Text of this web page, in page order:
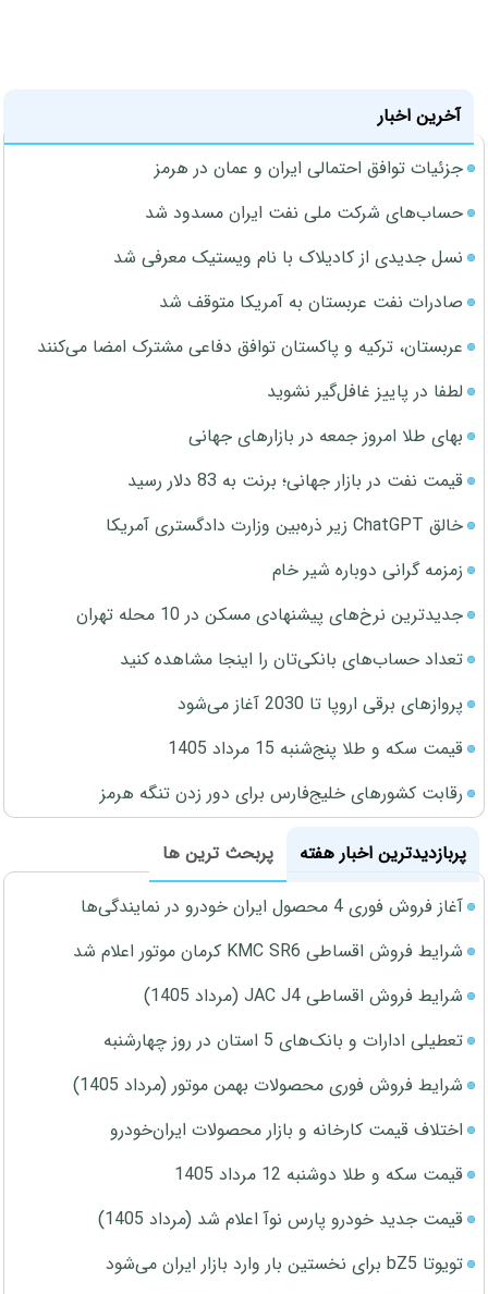
آخرین اخبار
جزئیات توافق احتمالی ایران و عمان در هرمز
حساب‌های شرکت ملی نفت ایران مسدود شد
نسل جدیدی از کادیلاک با نام ویستیک معرفی شد
صادرات نفت عربستان به آمریکا متوقف شد
عربستان، ترکیه و پاکستان توافق دفاعی مشترک امضا می‌کنند
لطفا در پاییز غافل‌گیر نشوید
بهای طلا امروز جمعه در بازارهای جهانی
قیمت نفت در بازار جهانی؛ برنت به 83 دلار رسید
خالق ChatGPT زیر ذره‌بین وزارت دادگستری آمریکا
زمزمه گرانی دوباره شیر خام
جدیدترین نرخ‌های پیشنهادی مسکن در 10 محله تهران
تعداد حساب‌های بانکی‌تان را اینجا مشاهده کنید
پروازهای برقی اروپا تا 2030 آغاز می‌شود
قیمت سکه و طلا پنج‌شنبه 15 مرداد 1405
رقابت کشورهای خلیج‌فارس برای دور زدن تنگه هرمز
پربازدیدترین اخبار هفته
پربحث ترین ها
آغاز فروش فوری 4 محصول ایران خودرو در نمایندگی‌ها
شرایط فروش اقساطی KMC SR6 کرمان موتور اعلام شد
شرایط فروش اقساطی JAC J4 (مرداد 1405)
تعطیلی ادارات و بانک‌های 5 استان در روز چهارشنبه
شرایط فروش فوری محصولات بهمن موتور (مرداد 1405)
اختلاف قیمت کارخانه و بازار محصولات ایران‌خودرو
قیمت سکه و طلا دوشنبه 12 مرداد 1405
قیمت جدید خودرو پارس نوآ اعلام شد (مرداد 1405)
تویوتا bZ5 برای نخستین بار وارد بازار ایران می‌شود